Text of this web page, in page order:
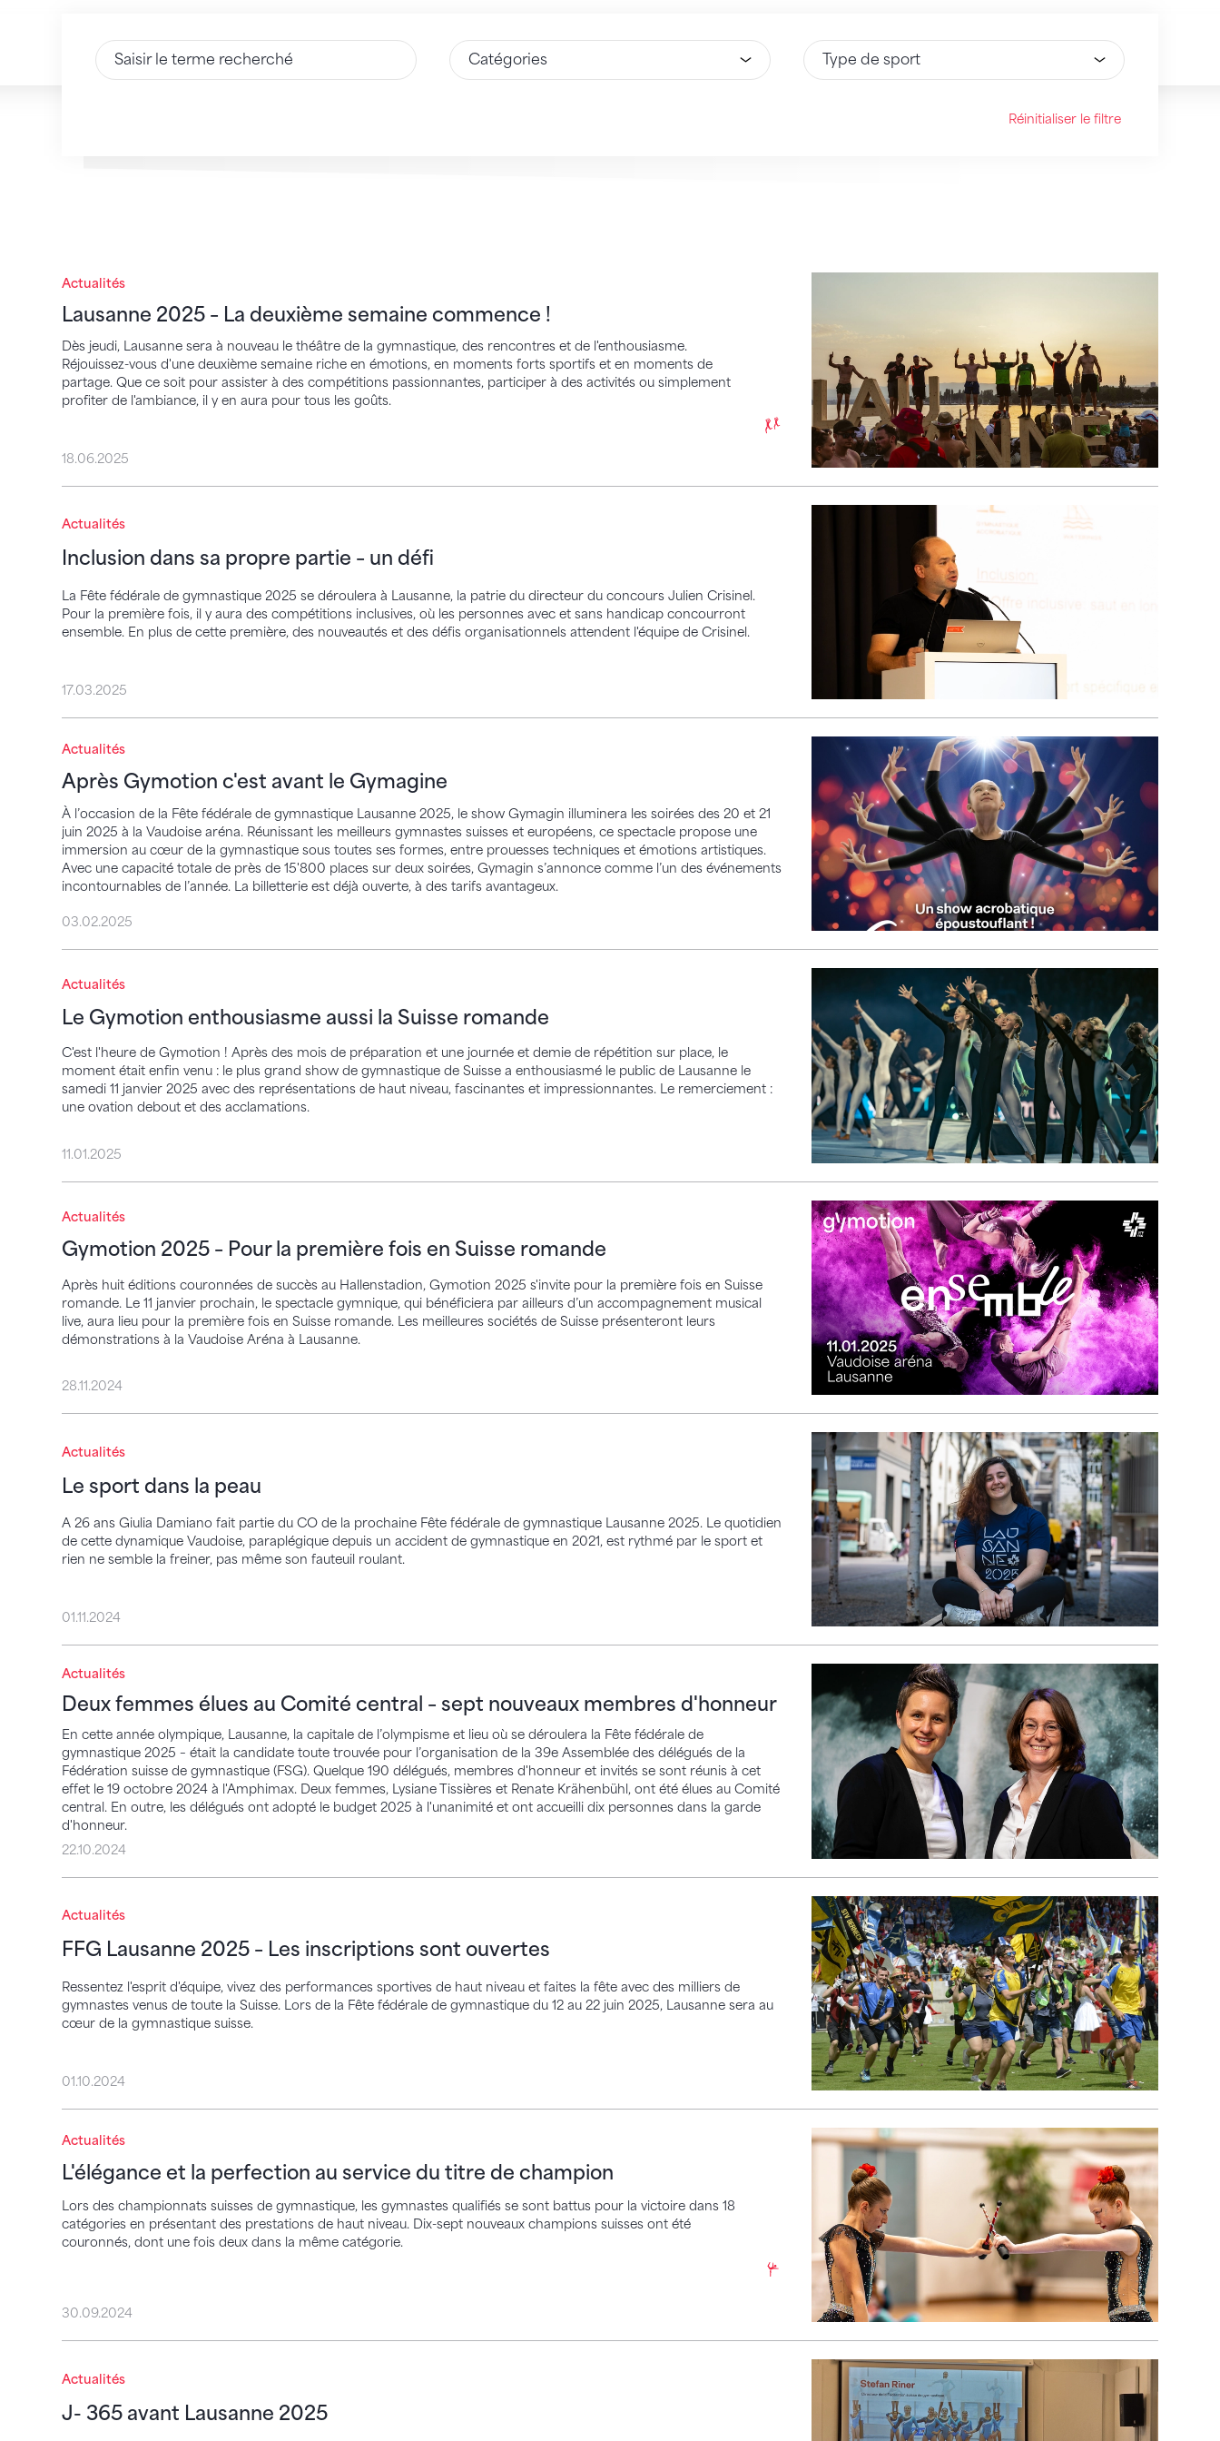
Saisir du texte Sélectionnez une option Sélectionnez une option
Réinitialiser le filtre
Actualités
Lausanne 2025 – La deuxième semaine commence !
Dès jeudi, Lausanne sera à nouveau le théâtre de la gymnastique, des rencontres et de l'enthousiasme.
Réjouissez-vous d'une deuxième semaine riche en émotions, en moments forts sportifs et en moments de
partage. Que ce soit pour assister à des compétitions passionnantes, participer à des activités ou simplement
profiter de l'ambiance, il y en aura pour tous les goûts.
Lausanne 2025 – La deuxième semaine commence !
18.06.2025
Actualités
Inclusion dans sa propre partie – un défi
La Fête fédérale de gymnastique 2025 se déroulera à Lausanne, la patrie du directeur du concours Julien Crisinel.
Pour la première fois, il y aura des compétitions inclusives, où les personnes avec et sans handicap concourront
ensemble. En plus de cette première, des nouveautés et des défis organisationnels attendent l'équipe de Crisinel.
Inclusion dans sa propre partie – un défi
17.03.2025
Actualités
Après Gymotion c'est avant le Gymagine
À l’occasion de la Fête fédérale de gymnastique Lausanne 2025, le show Gymagin illuminera les soirées des 20 et 21
juin 2025 à la Vaudoise aréna. Réunissant les meilleurs gymnastes suisses et européens, ce spectacle propose une
immersion au cœur de la gymnastique sous toutes ses formes, entre prouesses techniques et émotions artistiques.
Avec une capacité totale de près de 15'800 places sur deux soirées, Gymagin s’annonce comme l’un des événements
incontournables de l’année. La billetterie est déjà ouverte, à des tarifs avantageux.
Après Gymotion c'est avant le Gymagine
03.02.2025
Actualités
Le Gymotion enthousiasme aussi la Suisse romande
C'est l'heure de Gymotion ! Après des mois de préparation et une journée et demie de répétition sur place, le
moment était enfin venu : le plus grand show de gymnastique de Suisse a enthousiasmé le public de Lausanne le
samedi 11 janvier 2025 avec des représentations de haut niveau, fascinantes et impressionnantes. Le remerciement :
une ovation debout et des acclamations.
Le Gymotion enthousiasme aussi la Suisse romande
11.01.2025
Actualités
Gymotion 2025 – Pour la première fois en Suisse romande
Après huit éditions couronnées de succès au Hallenstadion, Gymotion 2025 s'invite pour la première fois en Suisse
romande. Le 11 janvier prochain, le spectacle gymnique, qui bénéficiera par ailleurs d’un accompagnement musical
live, aura lieu pour la première fois en Suisse romande. Les meilleures sociétés de Suisse présenteront leurs
démonstrations à la Vaudoise Aréna à Lausanne.
Gymotion 2025 – Pour la première fois en Suisse romande
28.11.2024
Actualités
Le sport dans la peau
A 26 ans Giulia Damiano fait partie du CO de la prochaine Fête fédérale de gymnastique Lausanne 2025. Le quotidien
de cette dynamique Vaudoise, paraplégique depuis un accident de gymnastique en 2021, est rythmé par le sport et
rien ne semble la freiner, pas même son fauteuil roulant.
Le sport dans la peau
01.11.2024
Actualités
Deux femmes élues au Comité central – sept nouveaux membres d'honneur
En cette année olympique, Lausanne, la capitale de l’olympisme et lieu où se déroulera la Fête fédérale de
gymnastique 2025 – était la candidate toute trouvée pour l’organisation de la 39e Assemblée des délégués de la
Fédération suisse de gymnastique (FSG). Quelque 190 délégués, membres d'honneur et invités se sont réunis à cet
effet le 19 octobre 2024 à l'Amphimax. Deux femmes, Lysiane Tissières et Renate Krähenbühl, ont été élues au Comité
central. En outre, les délégués ont adopté le budget 2025 à l'unanimité et ont accueilli dix personnes dans la garde
d'honneur.
Deux femmes élues au Comité central – sept nouveaux membres d'honneur
22.10.2024
Actualités
FFG Lausanne 2025 – Les inscriptions sont ouvertes
Ressentez l'esprit d'équipe, vivez des performances sportives de haut niveau et faites la fête avec des milliers de
gymnastes venus de toute la Suisse. Lors de la Fête fédérale de gymnastique du 12 au 22 juin 2025, Lausanne sera au
cœur de la gymnastique suisse.
FFG Lausanne 2025 – Les inscriptions sont ouvertes
01.10.2024
Actualités
L'élégance et la perfection au service du titre de champion
Lors des championnats suisses de gymnastique, les gymnastes qualifiés se sont battus pour la victoire dans 18
catégories en présentant des prestations de haut niveau. Dix-sept nouveaux champions suisses ont été
couronnés, dont une fois deux dans la même catégorie.
L'élégance et la perfection au service du titre de champion
30.09.2024
Actualités
J- 365 avant Lausanne 2025
J- 365 avant Lausanne 2025